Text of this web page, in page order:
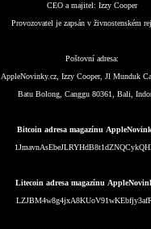
CEO a majitel: Izzy Cooper
Provozovatel je zapsán v živnostenském
Poštovní adresa:
AppleNovinky.cz, Izzy Cooper, Jl Munduk
Batu Bolong, Canggu 80361, Bali,
Bitcoin adresa magazínu
Litecoin adresa magazínu